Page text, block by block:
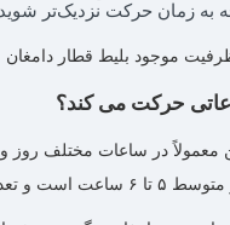
به زمان حرکت نزدیک‌تر
موجود بلیط قطار
حرکت می کند؟
معمولاً در ساعات مختلف
جزئی در زمان رسیدن شود.